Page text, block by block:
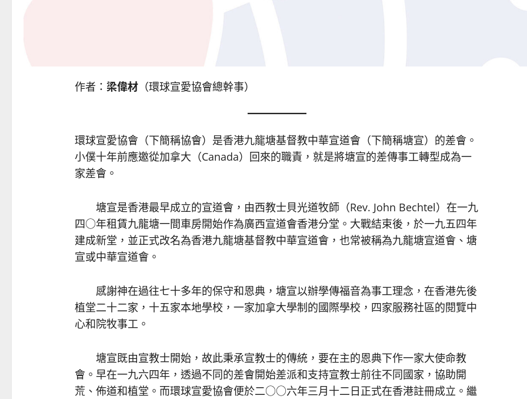
作者： 梁偉材（環球宣愛協會總幹事）
環球宣愛協會（下簡稱協會）是香港九龍塘基督教中華宣道會（下簡稱塘宣）的差會。
小僕十年前應邀從加拿大（Canada）回來的職責，就是將塘宣的差傳事工轉型成為一
家差會。
塘宣是香港最早成立的宣道會，由西教士貝光道牧師（Rev. John Bechtel）在一九
四○年租賃九龍塘一間車房開始作為廣西宣道會香港分堂。大戰結束後，於一九五四年
建成新堂，並正式改名為香港九龍塘基督教中華宣道會，也常被稱為九龍塘宣道會、塘
宣或中華宣道會。
感謝神在過往七十多年的保守和恩典，塘宣以辦學傳福音為事工理念，在香港先後
植堂二十二家，十五家本地學校，一家加拿大學制的國際學校，四家服務社區的閱覽中
心和院牧事工。
塘宣既由宣教士開始，故此秉承宣教士的傳統，要在主的恩典下作一家大使命教
會。早在一九六四年，透過不同的差會開始差派和支持宣教士前往不同國家，協助開
荒、佈道和植堂。而環球宣愛協會便於二○○六年三月十二日正式在香港註冊成立。繼